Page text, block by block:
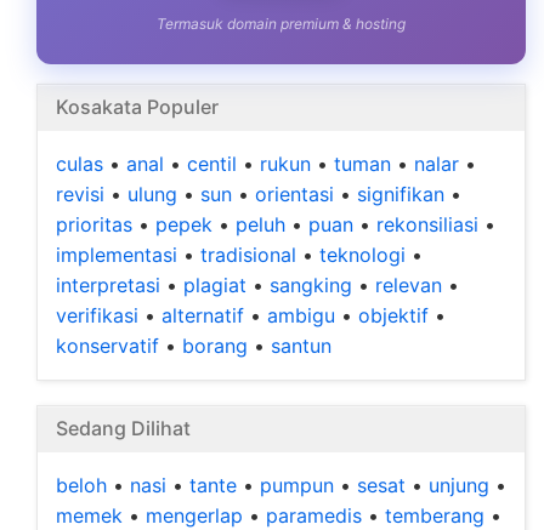
Termasuk domain premium & hosting
Kosakata Populer
culas • anal • centil • rukun • tuman • nalar •
revisi • ulung • sun • orientasi • signifikan •
prioritas • pepek • peluh • puan • rekonsiliasi •
implementasi • tradisional • teknologi •
interpretasi • plagiat • sangking • relevan •
verifikasi • alternatif • ambigu • objektif •
konservatif • borang • santun
Sedang Dilihat
beloh • nasi • tante • pumpun • sesat • unjung •
memek • mengerlap • paramedis • temberang •